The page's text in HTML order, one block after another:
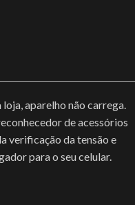
aparelho não carrega.
de acessórios
verificação da tensão e
para o seu celular.